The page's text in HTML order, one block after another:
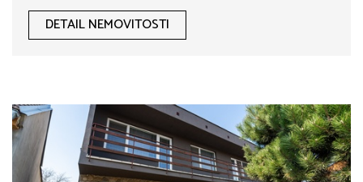
DETAIL NEMOVITOSTI